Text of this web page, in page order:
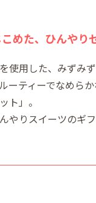
めた、ひんやり
使用した、みずみ
ーティーでなめら
ト」。
やりスイーツのギフ